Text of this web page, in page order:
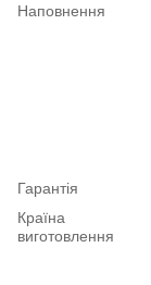
Наповнення
Гарантія
Країна
виготовлення